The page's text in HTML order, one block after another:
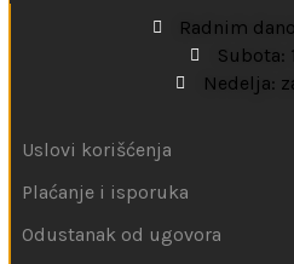
Radnim
Subota:
Nedelja:
Uslovi korišćenja
Plaćanje i isporuka
Odustanak od ugovora